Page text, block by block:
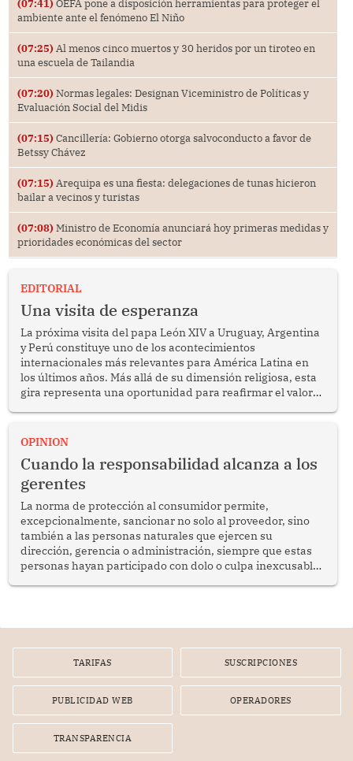
(07:41) OEFA pone a disposición herramientas para proteger el
ambiente ante el fenómeno El Niño
(07:25) Al menos cinco muertos y 30 heridos por un tiroteo en
una escuela de Tailandia
(07:20) Normas legales: Designan Viceministro de Políticas y
Evaluación Social del Midis
(07:15) Cancillería: Gobierno otorga salvoconducto a favor de
Betssy Chávez
(07:15) Arequipa es una fiesta: delegaciones de tunas hicieron
bailar a vecinos y turistas
(07:08) Ministro de Economía anunciará hoy primeras medidas y
prioridades económicas del sector
EDITORIAL
Una visita de esperanza
La próxima visita del papa León XIV a Uruguay, Argentina
y Perú constituye uno de los acontecimientos
internacionales más relevantes para América Latina en
los últimos años. Más allá de su dimensión religiosa, esta
gira representa una oportunidad para reafirmar el valor
enfrenta desafíos en materia de desarrollo, cohesión
OPINION
Cuando la responsabilidad alcanza a los
gerentes
La norma de protección al consumidor permite,
excepcionalmente, sancionar no solo al proveedor, sino
también a las personas naturales que ejercen su
dirección, gerencia o administración, siempre que estas
personas hayan participado con dolo o culpa inexcusable
por la frustrada realización de un meet and greet con
TARIFAS SUSCRIPCIONES
PUBLICIDAD WEB OPERADORES
TRANSPARENCIA